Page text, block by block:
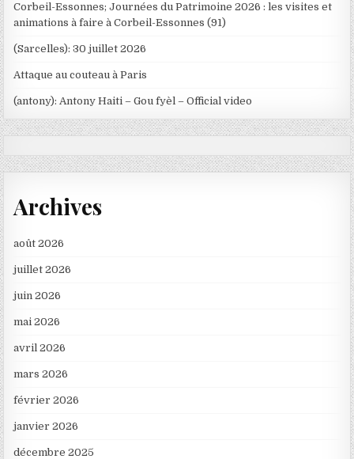
Corbeil-Essonnes; Journées du Patrimoine 2026 : les visites et
animations à faire à Corbeil-Essonnes (91)
(Sarcelles): 30 juillet 2026
Attaque au couteau à Paris
(antony): Antony Haiti – Gou fyèl – Official video
Archives
août 2026
juillet 2026
juin 2026
mai 2026
avril 2026
mars 2026
février 2026
janvier 2026
décembre 2025